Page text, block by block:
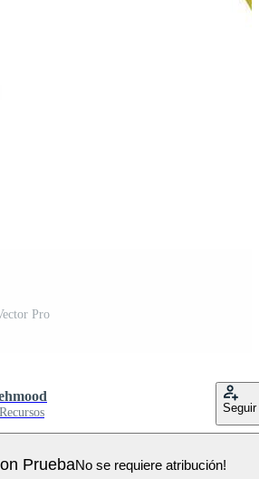
Pro
Seguir
PruebaNo se requiere atribución!